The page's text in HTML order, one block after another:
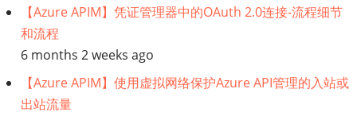
构？
管
理
【Azure APIM】凭证管理器中的OAuth 2.0连接-流程细节
和流程
6 months 2 weeks ago
【Azure APIM】使用虚拟网络保护Azure API管理的入站或
出站流量